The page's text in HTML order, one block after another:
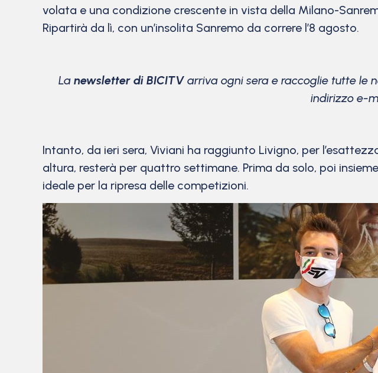
volata e una condizione crescente in vista della Milano-
Ripartirà da lì, con un’insolita Sanremo da correre l’8 agosto.
La newsletter di BICITVarriva ogni sera e raccoglie tutte le
indirizzo e-
Intanto, da ieri sera, Viviani ha raggiunto Livigno, per
altura, resterà per quattro settimane. Prima da solo, poi
ideale per la ripresa delle competizioni.